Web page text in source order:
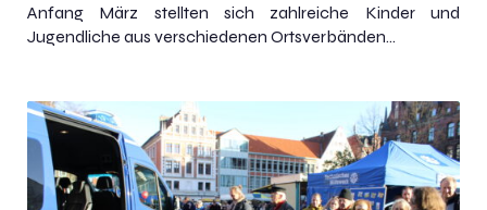
Anfang März stellten sich zahlreiche Kinder und
Jugendliche aus verschiedenen Ortsverbänden...